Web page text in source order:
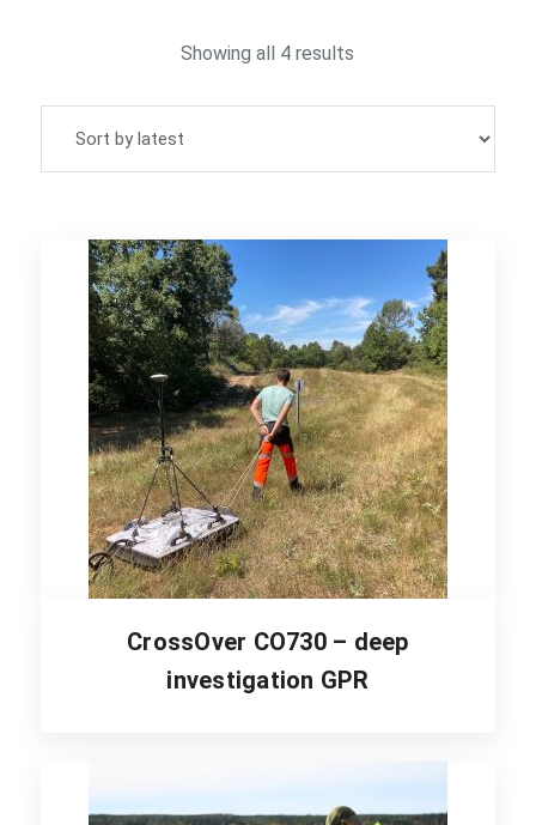
Showing all 4 results
CrossOver CO730 – deep
investigation GPR